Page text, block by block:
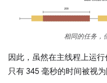
相同的任务，
因此，虽然在主线程上运
只有 345 毫秒的时间被视为